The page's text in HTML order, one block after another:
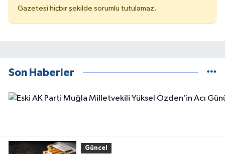
Gazetesi hiçbir şekilde sorumlu tutulamaz.
Son Haberler
Güncel